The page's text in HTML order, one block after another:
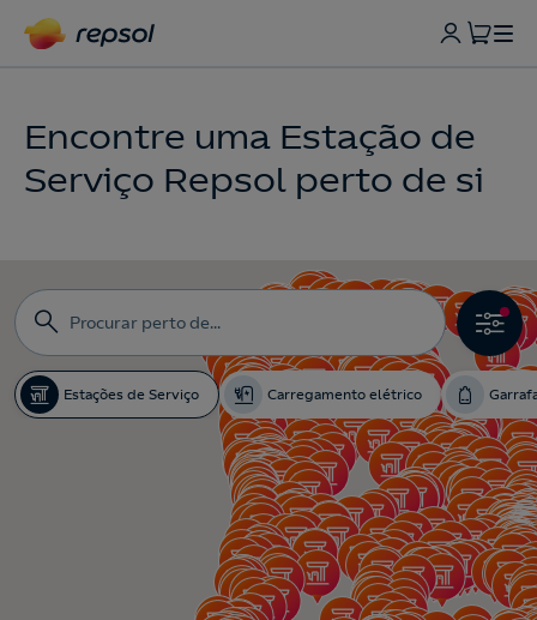
Encontre uma Estação de
Serviço Repsol perto de si
Estações de Serviço Carregamento elétrico








